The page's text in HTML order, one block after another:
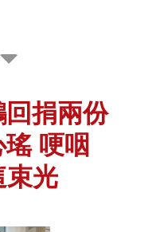
捐兩份
瑤 哽咽
束光